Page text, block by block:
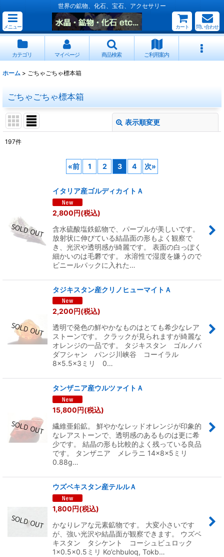
世界の鉱物、化石、宝石、アクセサリー
メニュー カート 問い合わせ
カテゴリ マイページ 商品検索 ご利用案内
ホーム > ごちゃごちゃ標本箱
ごちゃごちゃ標本箱
表示順変更
197件
«前 1 2 3 4 次»
イタリア産ゴルディカイトＡ
2,800円(税込)
含水硫酸塩鉄鉱物で、パープルが美しいです。
放射状に伸びている結晶面の形もよく観察で
き、光沢や透明感が綺麗です。 表面の白っぽく
細かいのは毛礬です。 水溶性で湿度を嫌うので
ビニールパックに入れた…
タジキスタン産クリノヒューマイトＡ
2,200円(税込)
透明で発色の鮮やかなものはとても希少なレア
ストーンです。 クラックが見られますが綺麗な
オレンジの一品です。 タジキスタン ゴルノバ
ダフシャン パンジ川峡谷 コーイラル
8×5.5×3ミリ 0…
タンザニア産ウルツァイトＡ
15,800円(税込)
繊維亜鉛鉱。 鮮やかなレッドオレンジが印象的
なレアストーンで、透明感のあるものは更に希
少です。 結晶の形も比較的よく残っている良品
です。 タンザニア メレラニ 14×8×5ミリ
0.88g…
ウズベキスタン産テルルＡ
1,800円(税込)
かなりレアな元素鉱物です。 大変小さいです
が、強い光沢や結晶面が観察できます。 ウズベ
キスタン タシケント コーシュビュロック
1×0.5×0.5ミリ Ko’chbuloq, Tokb…